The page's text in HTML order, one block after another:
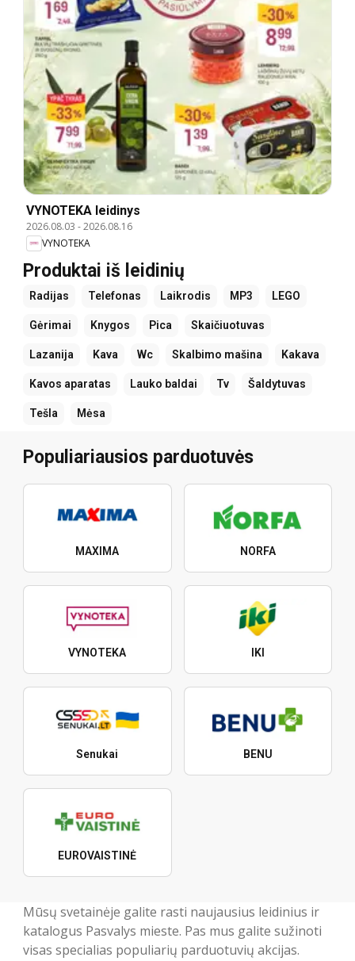
VYNOTEKA leidinys
2026.08.03 -2026.08.16
VYNOTEKA
Produktai iš leidinių
Radijas Telefonas Laikrodis MP3 LEGO
Gėrimai Knygos Pica Skaičiuotuvas
Lazanija Kava Wc Skalbimo mašina Kakava
Kavos aparatas Lauko baldai Tv Šaldytuvas
Tešla Mėsa
Populiariausios parduotuvės
MAXIMA NORFA
VYNOTEKA IKI
Senukai BENU
EUROVAISTINĖ
Mūsų svetainėje galite rasti naujausius leidinius ir
katalogus Pasvalys mieste. Pas mus galite sužinoti
visas specialias populiarių parduotuvių akcijas.